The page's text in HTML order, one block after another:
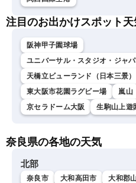
注目のお出かけスポット天
阪神甲子園球場
ユニバーサル・スタジオ・ジャパ
天橋立ビューランド（日本三景）
東大阪市花園ラグビー場
嵐山
京セラドーム大阪
生駒山上遊
奈良県の各地の天気
北部
奈良市 大和高田市 大和郡